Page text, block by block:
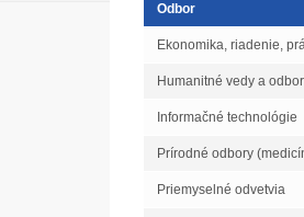
Odbor
Ekonomika, riadenie,
Humanitné vedy a
Informačné technológie
Prírodné odbory
Priemyselné odvetvia